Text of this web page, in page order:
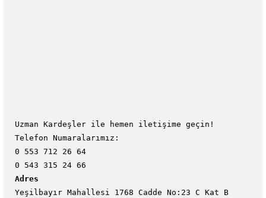
Uzman Kardeşler ile hemen iletişime geçin!
Telefon Numaralarımız:
0 553 712 26 64
0 543 315 24 66
Adres
Yeşilbayır Mahallesi 1768 Cadde No:23 C Kat B